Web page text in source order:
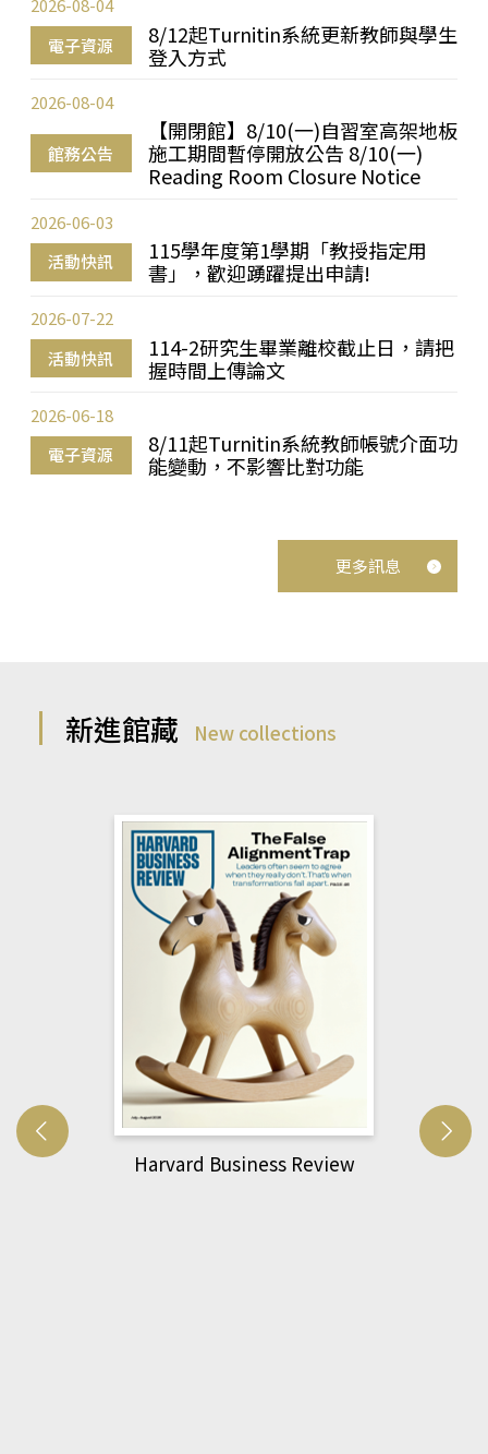
電子資源
8/12起Turnitin系統更新教師與學生
登入方式
2026-08-04
館務公告
【開閉館】8/10(一)自習室高架地板
施工期間暫停開放公告 8/10(一)
Reading Room Closure Notice
2026-08-04
活動快訊
115學年度第1學期「教授指定用
書」，歡迎踴躍提出申請!
2026-06-03
活動快訊
114-2研究生畢業離校截止日，請把
握時間上傳論文
2026-07-22
電子資源
8/11起Turnitin系統教師帳號介面功
能變動，不影響比對功能
2026-06-18
更多訊息
新進館藏 New collections
Harvard Business Review